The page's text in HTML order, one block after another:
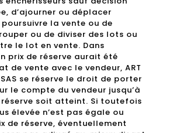
d’ajourner ou déplacer
la vente ou de
ou de diviser des lots ou
le lot en vente. Dans
prix de réserve aurait été
de vente avec le vendeur, ART
SAS se réserve le droit de porter
le compte du vendeur jusqu’à
réserve soit atteint. Si toutefois
élevée n’est pas égale ou
de réserve, éventuellement